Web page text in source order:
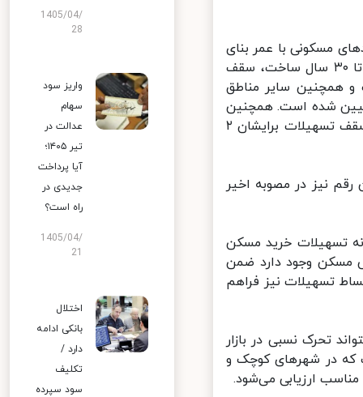
مسکونی با عمر بنای
بیش از ۲۵ سال ساخت تصریح کرد: در واحدهای مسکونی با عمر بنای ۲۵ تا ۳۰ سال ساخت، سقف
بالای ۲۰۰ هزار نفر جمعیت و همچنین سایر مناطق
تومان و ۸۰ میلیون تومان تعیین شده است. همچنین
متقاضیانی که بخواهند به صورت زوجین از این تسهیلات استفاده کنند، سقف تسهیلات برایشان ۲
اعلام کرد. این رقم نیز در مصوبه اخیر
تسهیلات خرید مسکن
وجود دارد ضمن
تسهیلات نیز فراهم
تحرک نسبی در بازار
در شهرهای کوچک و
ارزیابی می‌شود.
1405/04/
28
واریز سود
سهام
عدالت در
تیر ۱۴۰۵؛
آیا پرداخت
جدیدی در
راه است؟
1405/04/
اختلال
بانکی ادامه
دارد /
تکلیف
سود سپرده